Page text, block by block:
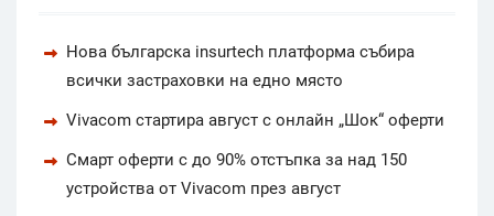
Нова българска insurtech платформа събира
всички застраховки на едно място
Vivacom стартира август с онлайн „Шок“ оферти
Смарт оферти с до 90% отстъпка за над 150
устройства от Vivacom през август